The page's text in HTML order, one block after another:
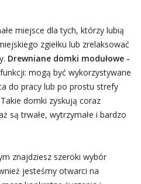
miejsce dla tych, którzy lubią
zgiełku lub zrelaksować
Drewniane domki modułowe -
mogą być wykorzystywane
do pracy lub po prostu strefy
domki zyskują coraz
są trwałe, wytrzymałe i bardzo
znajdziesz szeroki wybór
jesteśmy otwarci na